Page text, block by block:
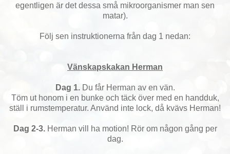
egentligen är det dessa små mikroorganismer man sen
matar).
Följ sen instruktionerna från dag 1 nedan:
Vänskapskakan Herman
Dag 1. Du får Herman av en vän.
Töm ut honom i en bunke och täck över med en handduk,
ställ i rumstemperatur. Använd inte lock, då kvävs Herman!
Dag 2-3.Herman vill ha motion! Rör om någon gång per
dag.